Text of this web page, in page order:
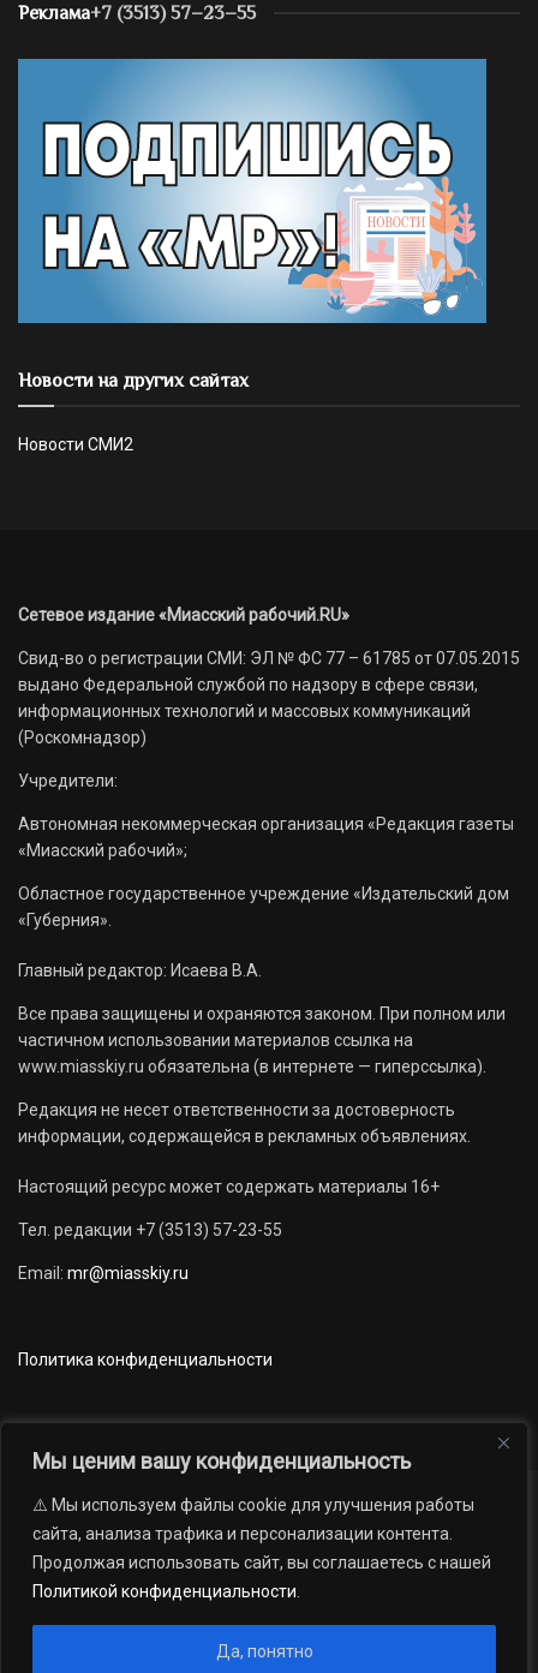
Мы ценим вашу конфиденциальность
⚠️ Мы используем файлы cookie для улучшения работы
сайта, анализа трафика и персонализации контента.
Продолжая использовать сайт, вы соглашаетесь с нашей
Политикой конфиденциальности
Да, понятно
Реклама+7 (3513) 57–23–55
Новости на других сайтах
Новости СМИ2
Сетевое издание «Миасский рабочий.RU»
Свид-во о регистрации СМИ: ЭЛ № ФС 77 – 61785 от 07.05.2015
выдано Федеральной службой по надзору в сфере связи,
информационных технологий и массовых коммуникаций
(Роскомнадзор)
Учредители:
Автономная некоммерческая организация «Редакция газеты
«Миасский рабочий»;
Областное государственное учреждение «Издательский дом
«Губерния».
Главный редактор: Исаева В.А.
Все права защищены и охраняются законом. При полном или
частичном использовании материалов ссылка на
www.miasskiy.ru обязательна (в интернете — гиперссылка).
Редакция не несет ответственности за достоверность
информации, содержащейся в рекламных объявлениях.
Настоящий ресурс может содержать материалы 16+
Тел. редакции +7 (3513) 57-23-55
Email: mr@miasskiy.ru
Политика конфиденциальности
Новости Наши проекты
Официально
АРХИВ
16+
газеты «Миасский рабочий»; Областное государственное учреждение
«Издательский дом «Губерния». Все права защищены.
Андрей Петрович Попов